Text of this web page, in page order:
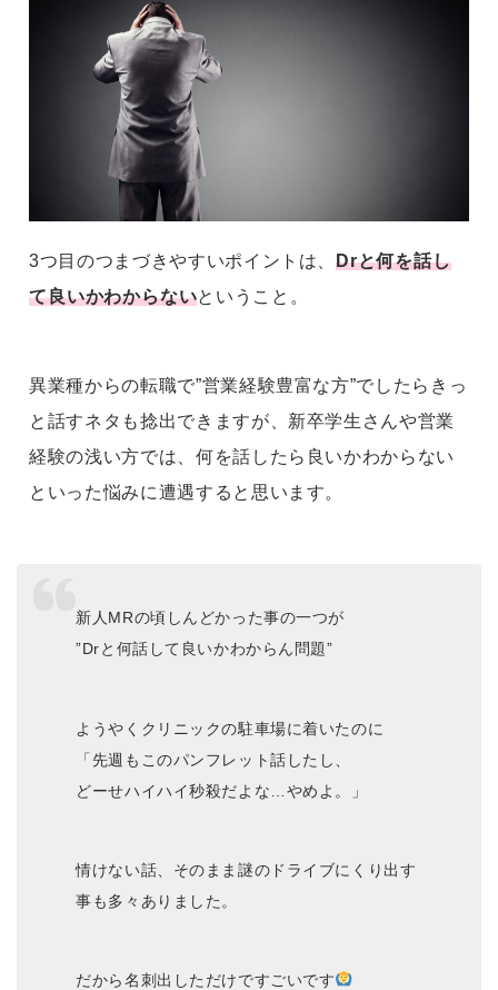
3つ目のつまづきやすいポイントは、Drと何を話し
て良いかわからないということ。
異業種からの転職で”営業経験豊富な方”でしたらきっ
と話すネタも捻出できますが、新卒学生さんや営業
経験の浅い方では、何を話したら良いかわからない
といった悩みに遭遇すると思います。
新人MRの頃しんどかった事の一つが
”Drと何話して良いかわからん問題”
ようやくクリニックの駐車場に着いたのに
「先週もこのパンフレット話したし、
どーせハイハイ秒殺だよな…やめよ。」
情けない話、そのまま謎のドライブにくり出す
事も多々ありました。
だから名刺出しただけですごいです